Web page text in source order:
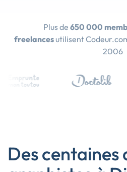
Plus de 650 000
freelances utilisent
2006
Des centaines